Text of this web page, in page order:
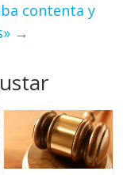
contenta y
→